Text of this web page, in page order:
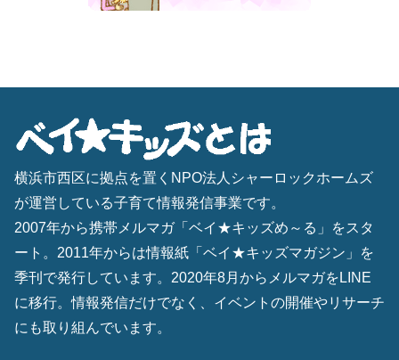
横浜市西区に拠点を置くNPO法人シャーロックホームズ
が運営している子育て情報発信事業です。
2007年から携帯メルマガ「ベイ★キッズめ～る」をスタ
ート。2011年からは情報紙「ベイ★キッズマガジン」を
季刊で発行しています。2020年8月からメルマガをLINE
に移行。情報発信だけでなく、イベントの開催やリサーチ
にも取り組んでいます。